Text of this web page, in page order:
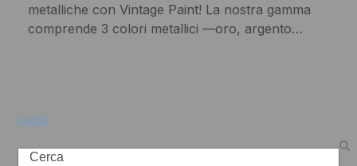
metalliche con Vintage Paint! La nostra gamma
comprende 3 colori metallici —oro, argento…
cerca
Search